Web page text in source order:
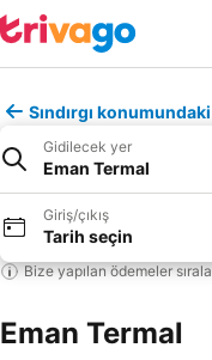
Sındırgı
Gidilecek yer
Eman Termal
Giriş/çıkış
Tarih seçin
Bize yapılan ödemeler
Eman Termal